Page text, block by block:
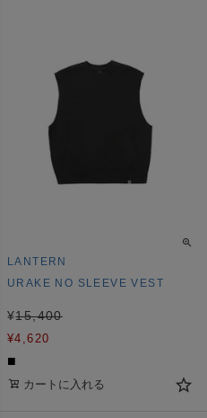
LANTERN
URAKE NO SLEEVE VEST
¥15,400
¥4,620
■
カートに入れる